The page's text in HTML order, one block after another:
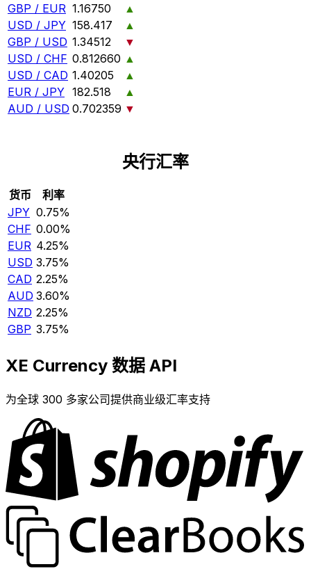
GBP / EUR 1.16750
▲
USD / JPY 158.417
▲
GBP / USD 1.34512
▼
USD / CHF 0.812660 ▲
USD / CAD 1.40205
▲
EUR / JPY 182.518
▲
AUD / USD 0.702359 ▼
央行汇率
货币
利率
JPY 0.75%
CHF 0.00%
EUR 4.25%
USD 3.75%
CAD 2.25%
AUD 3.60%
NZD 2.25%
GBP 3.75%
XE Currency 数据 API
为全球 300 多家公司提供商业级汇率支持